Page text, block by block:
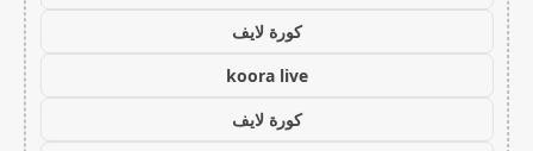
كورة لايف
koora live
كورة لايف